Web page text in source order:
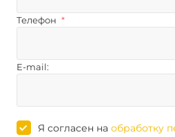
Телефон *
E-mail:
Я согласен на обработку